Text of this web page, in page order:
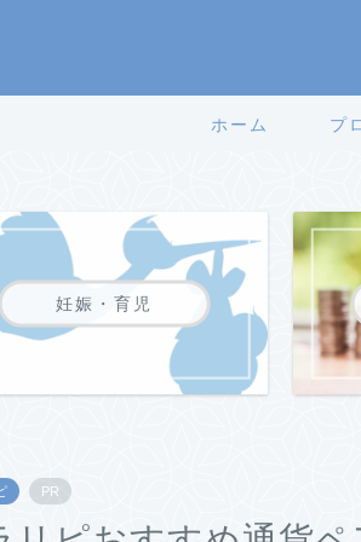
ホーム プ
妊娠・育児
PR